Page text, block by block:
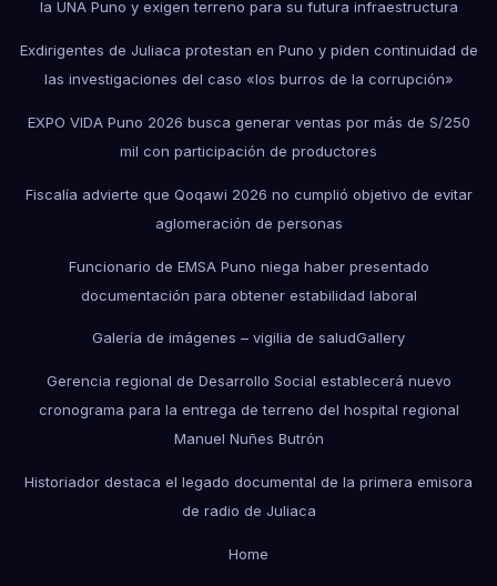
la UNA Puno y exigen terreno para su futura infraestructura
Exdirigentes de Juliaca protestan en Puno y piden continuidad de
las investigaciones del caso «los burros de la corrupción»
EXPO VIDA Puno 2026 busca generar ventas por más de S/250
mil con participación de productores
Fiscalía advierte que Qoqawi 2026 no cumplió objetivo de evitar
aglomeración de personas
Funcionario de EMSA Puno niega haber presentado
documentación para obtener estabilidad laboral
Galería de imágenes – vigilia de saludGallery
Gerencia regional de Desarrollo Social establecerá nuevo
cronograma para la entrega de terreno del hospital regional
Manuel Nuñes Butrón
Historiador destaca el legado documental de la primera emisora
de radio de Juliaca
Home